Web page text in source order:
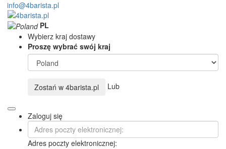
info@4barista.pl
PL
Wybierz kraj dostawy
Proszę wybrać swój kraj
Zostań w 4barista.pl Lub
Zaloguj się
Adres poczty elektronicznej: